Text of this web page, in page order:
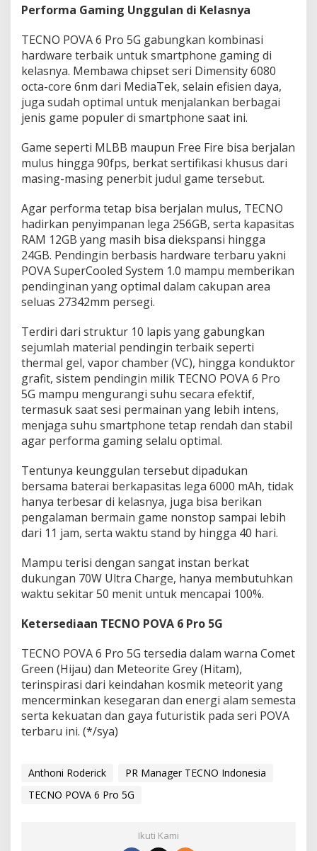
Performa Gaming Unggulan di Kelasnya
TECNO POVA 6 Pro 5G gabungkan kombinasi
hardware terbaik untuk smartphone gaming di
kelasnya. Membawa chipset seri Dimensity 6080
octa-core 6nm dari MediaTek, selain efisien daya,
juga sudah optimal untuk menjalankan berbagai
jenis game populer di smartphone saat ini.
Game seperti MLBB maupun Free Fire bisa berjalan
mulus hingga 90fps, berkat sertifikasi khusus dari
masing-masing penerbit judul game tersebut.
Agar performa tetap bisa berjalan mulus, TECNO
hadirkan penyimpanan lega 256GB, serta kapasitas
RAM 12GB yang masih bisa diekspansi hingga
24GB. Pendingin berbasis hardware terbaru yakni
POVA SuperCooled System 1.0 mampu memberikan
pendinginan yang optimal dalam cakupan area
seluas 27342mm persegi.
Terdiri dari struktur 10 lapis yang gabungkan
sejumlah material pendingin terbaik seperti
thermal gel, vapor chamber (VC), hingga konduktor
grafit, sistem pendingin milik TECNO POVA 6 Pro
5G mampu mengurangi suhu secara efektif,
termasuk saat sesi permainan yang lebih intens,
menjaga suhu smartphone tetap rendah dan stabil
agar performa gaming selalu optimal.
Tentunya keunggulan tersebut dipadukan
bersama baterai berkapasitas lega 6000 mAh, tidak
hanya terbesar di kelasnya, juga bisa berikan
pengalaman bermain game nonstop sampai lebih
dari 11 jam, serta waktu stand by hingga 40 hari.
Mampu terisi dengan sangat instan berkat
dukungan 70W Ultra Charge, hanya membutuhkan
waktu sekitar 50 menit untuk mencapai 100%.
Ketersediaan TECNO POVA 6 Pro 5G
TECNO POVA 6 Pro 5G tersedia dalam warna Comet
Green (Hijau) dan Meteorite Grey (Hitam),
terinspirasi dari keindahan kosmik meteorit yang
mencerminkan kesegaran dan energi alam semesta
serta kekuatan dan gaya futuristik pada seri POVA
terbaru ini. (*/sya)
Anthoni Roderick
PR Manager TECNO Indonesia
TECNO POVA 6 Pro 5G
Ikuti Kami